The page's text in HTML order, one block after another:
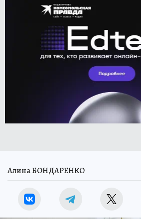
Алина БОНДАРЕНКО